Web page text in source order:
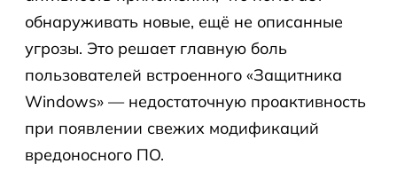
обнаруживать новые, ещё не описанные
угрозы. Это решает главную боль
пользователей встроенного «Защитника
Windows» — недостаточную проактивность
при появлении свежих модификаций
вредоносного ПО.